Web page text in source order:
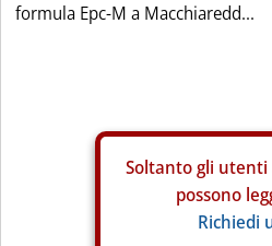
formula Epc-M a Macchiaredd...
Soltanto gli utenti
possono
Richiedi